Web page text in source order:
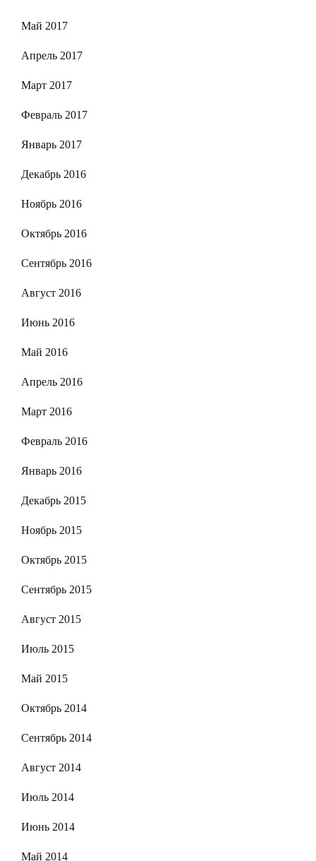
Май 2017
Апрель 2017
Март 2017
Февраль 2017
Январь 2017
Декабрь 2016
Ноябрь 2016
Октябрь 2016
Сентябрь 2016
Август 2016
Июнь 2016
Май 2016
Апрель 2016
Март 2016
Февраль 2016
Январь 2016
Декабрь 2015
Ноябрь 2015
Октябрь 2015
Сентябрь 2015
Август 2015
Июль 2015
Май 2015
Октябрь 2014
Сентябрь 2014
Август 2014
Июль 2014
Июнь 2014
Май 2014